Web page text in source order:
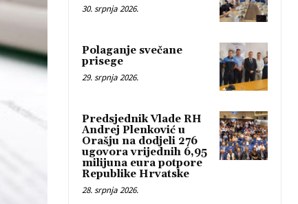
30. srpnja 2026.
Polaganje svečane
prisege
29. srpnja 2026.
Predsjednik Vlade RH
Andrej Plenković u
Orašju na dodjeli 276
ugovora vrijednih 6,95
milijuna eura potpore
Republike Hrvatske
28. srpnja 2026.